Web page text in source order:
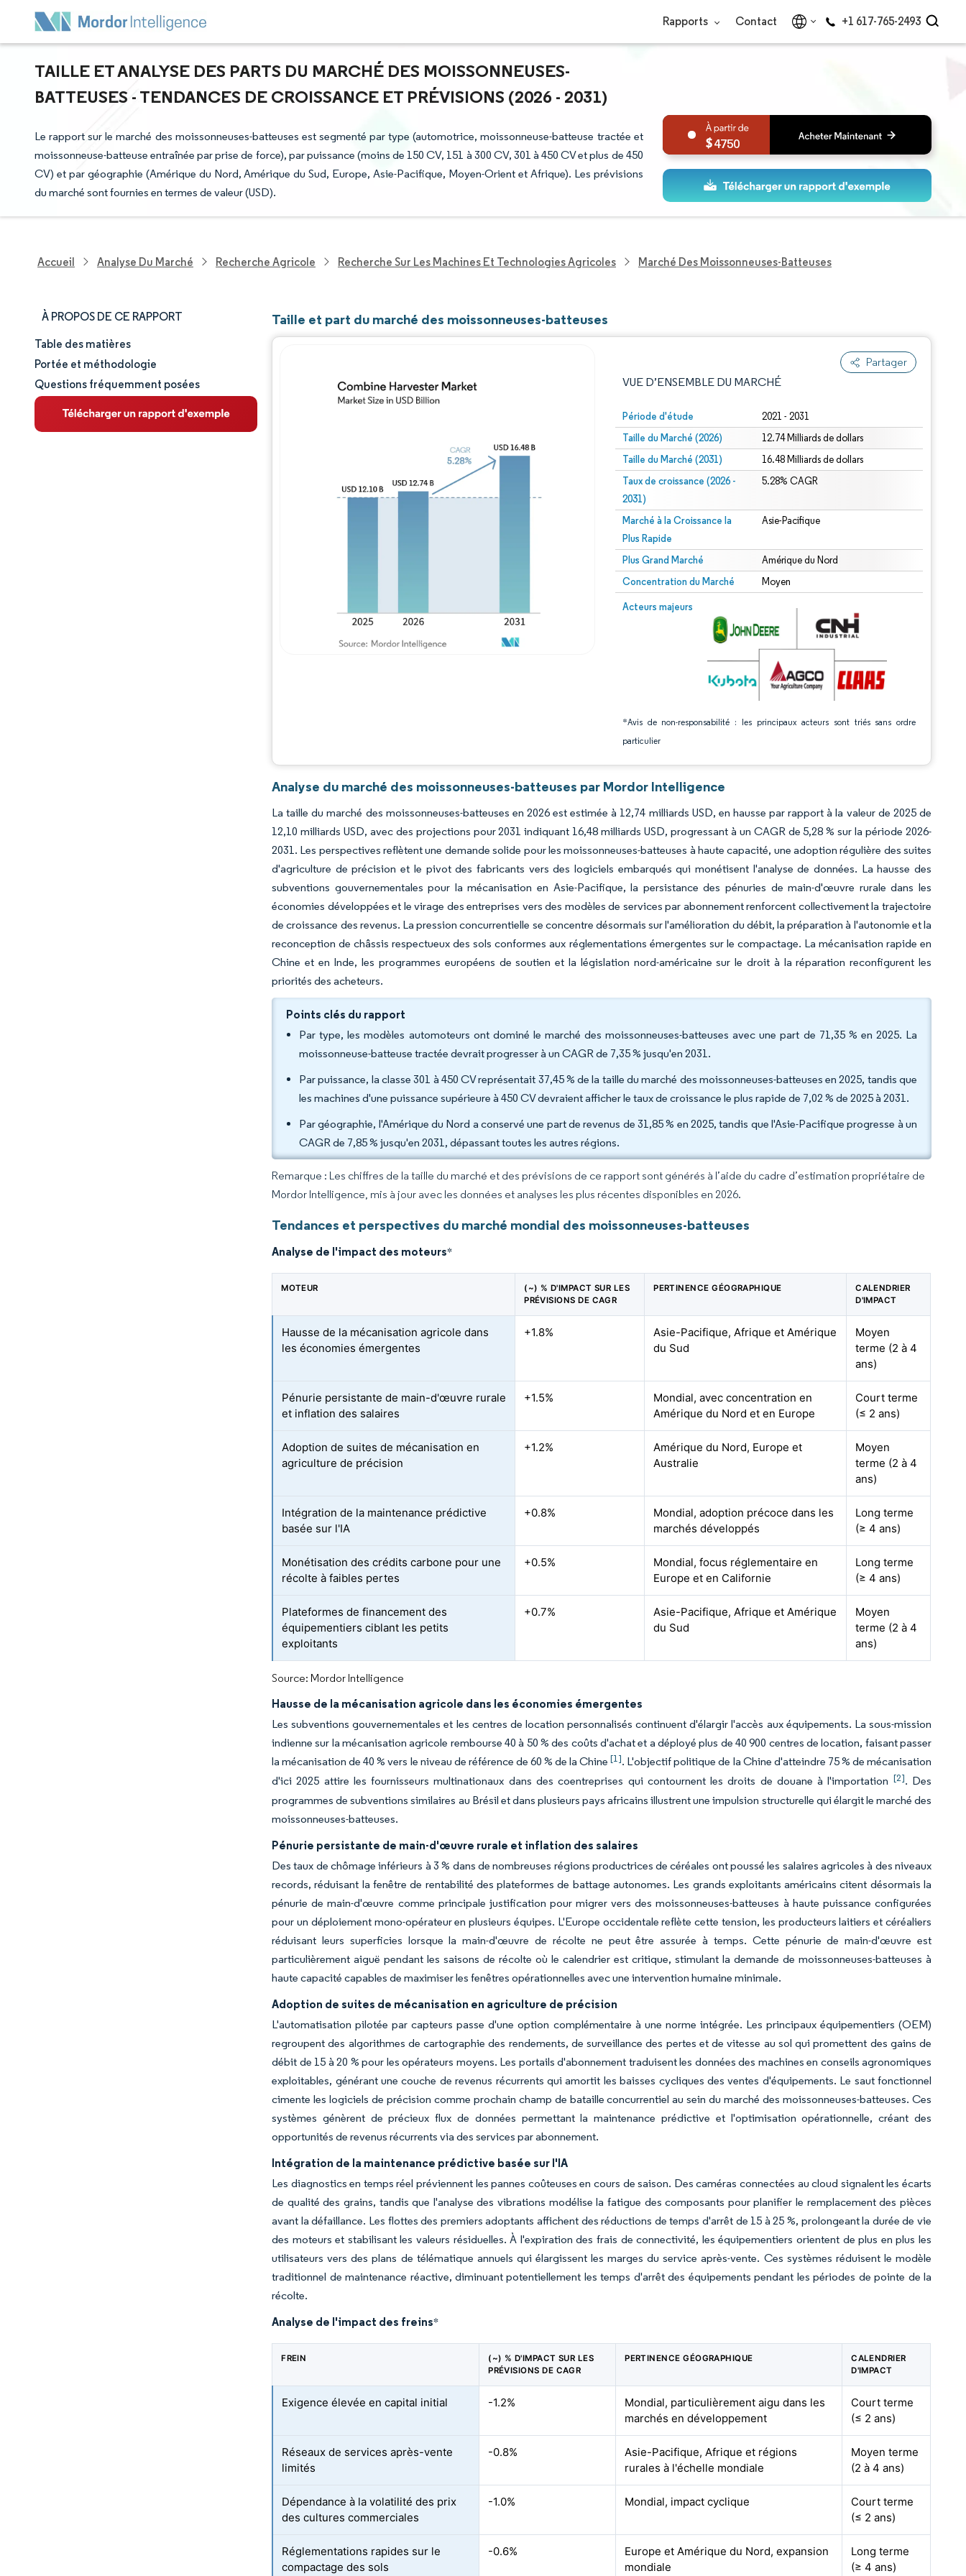
Rapports Contact +1 617-765-2493
TAILLE ET ANALYSE DES PARTS DU MARCHÉ DES MOISSONNEUSES-
BATTEUSES - TENDANCES DE CROISSANCE ET PRÉVISIONS (2026 - 2031)
Le rapport sur le marché des moissonneuses-batteuses est segmenté par type (automotrice, moissonneuse-batteuse tractée et
moissonneuse-batteuse entraînée par prise de force), par puissance (moins de 150 CV, 151 à 300 CV, 301 à 450 CV et plus de 450
CV) et par géographie (Amérique du Nord, Amérique du Sud, Europe, Asie-Pacifique, Moyen-Orient et Afrique). Les prévisions
du marché sont fournies en termes de valeur (USD).
4750
Accueil Analyse Du Marché Recherche Agricole Recherche Sur Les Machines Et Technologies Agricoles Marché Des Moissonneuses-Batteuses
À PROPOS DE CE RAPPORT
Taille et part de marché
Analyse du marché
Tendances et perspectives
Table des matières
Portée et méthodologie
Questions fréquemment posées
Taille et part du marché des moissonneuses-batteuses
Partager
VUE D’ENSEMBLE DU MARCHÉ
Période d'étude 2021 - 2031
Taille du Marché (2026) 12.74 Milliards de dollars
Taille du Marché (2031) 16.48 Milliards de dollars
Taux de croissance (2026 -
2031)
5.28% CAGR
Marché à la Croissance la
Plus Rapide
Asie-Pacifique
Plus Grand Marché Amérique du Nord
Concentration du Marché Moyen
Acteurs majeurs
*Avis de non-responsabilité : les principaux acteurs sont triés sans ordre
particulier
Image © Mordor Intelligence. La réutilisation nécessite une attribution sous CC BY 4.0.
Image © Mordor Intelligence. La réutilisation nécessite une attribution sous CC BY 4.0.
Analyse du marché des moissonneuses-batteuses par Mordor Intelligence
La taille du marché des moissonneuses-batteuses en 2026 est estimée à 12,74 milliards USD, en hausse par rapport à la valeur de 2025 de
12,10 milliards USD, avec des projections pour 2031 indiquant 16,48 milliards USD, progressant à un CAGR de 5,28 % sur la période 2026-
2031. Les perspectives reflètent une demande solide pour les moissonneuses-batteuses à haute capacité, une adoption régulière des suites
d'agriculture de précision et le pivot des fabricants vers des logiciels embarqués qui monétisent l'analyse de données. La hausse des
subventions gouvernementales pour la mécanisation en Asie-Pacifique, la persistance des pénuries de main-d'œuvre rurale dans les
économies développées et le virage des entreprises vers des modèles de services par abonnement renforcent collectivement la trajectoire
de croissance des revenus. La pression concurrentielle se concentre désormais sur l'amélioration du débit, la préparation à l'autonomie et la
reconception de châssis respectueux des sols conformes aux réglementations émergentes sur le compactage. La mécanisation rapide en
Chine et en Inde, les programmes européens de soutien et la législation nord-américaine sur le droit à la réparation reconfigurent les
priorités des acheteurs.
Points clés du rapport
Par type, les modèles automoteurs ont dominé le marché des moissonneuses-batteuses avec une part de 71,35 % en 2025. La
moissonneuse-batteuse tractée devrait progresser à un CAGR de 7,35 % jusqu'en 2031.
Par puissance, la classe 301 à 450 CV représentait 37,45 % de la taille du marché des moissonneuses-batteuses en 2025, tandis que
les machines d'une puissance supérieure à 450 CV devraient afficher le taux de croissance le plus rapide de 7,02 % de 2025 à 2031.
Par géographie, l'Amérique du Nord a conservé une part de revenus de 31,85 % en 2025, tandis que l'Asie-Pacifique progresse à un
CAGR de 7,85 % jusqu'en 2031, dépassant toutes les autres régions.
Remarque : Les chiffres de la taille du marché et des prévisions de ce rapport sont générés à l’aide du cadre d’estimation propriétaire de
Mordor Intelligence, mis à jour avec les données et analyses les plus récentes disponibles en 2026.
Tendances et perspectives du marché mondial des moissonneuses-batteuses
Analyse de l'impact des moteurs*
MOTEUR
(~) % D'IMPACT SUR LES
PRÉVISIONS DE CAGR
PERTINENCE GÉOGRAPHIQUE
CALENDRIER
D'IMPACT
Hausse de la mécanisation agricole dans
les économies émergentes
+1.8%
Asie-Pacifique, Afrique et Amérique
du Sud
Moyen
terme (2 à 4
ans)
Pénurie persistante de main-d'œuvre rurale
et inflation des salaires
+1.5%
Mondial, avec concentration en
Amérique du Nord et en Europe
Court terme
(≤ 2 ans)
Adoption de suites de mécanisation en
agriculture de précision
+1.2%
Amérique du Nord, Europe et
Australie
Moyen
terme (2 à 4
ans)
Intégration de la maintenance prédictive
basée sur l'IA
+0.8%
Mondial, adoption précoce dans les
marchés développés
Long terme
(≥ 4 ans)
Monétisation des crédits carbone pour une
récolte à faibles pertes
+0.5%
Mondial, focus réglementaire en
Europe et en Californie
Long terme
(≥ 4 ans)
Plateformes de financement des
équipementiers ciblant les petits
exploitants
+0.7%
Asie-Pacifique, Afrique et Amérique
du Sud
Moyen
terme (2 à 4
ans)
Source: Mordor Intelligence
Hausse de la mécanisation agricole dans les économies émergentes
Les subventions gouvernementales et les centres de location personnalisés continuent d'élargir l'accès aux équipements. La sous-mission
indienne sur la mécanisation agricole rembourse 40 à 50 % des coûts d'achat et a déployé plus de 40 900 centres de location, faisant passer
la mécanisation de 40 % vers le niveau de référence de 60 % de la Chine[1]. L'objectif politique de la Chine d'atteindre 75 % de mécanisation
d'ici 2025 attire les fournisseurs multinationaux dans des coentreprises qui contournent les droits de douane à l'importation [2]. Des
programmes de subventions similaires au Brésil et dans plusieurs pays africains illustrent une impulsion structurelle qui élargit le marché des
moissonneuses-batteuses.
Pénurie persistante de main-d'œuvre rurale et inflation des salaires
Des taux de chômage inférieurs à 3 % dans de nombreuses régions productrices de céréales ont poussé les salaires agricoles à des niveaux
records, réduisant la fenêtre de rentabilité des plateformes de battage autonomes. Les grands exploitants américains citent désormais la
pénurie de main-d'œuvre comme principale justification pour migrer vers des moissonneuses-batteuses à haute puissance configurées
pour un déploiement mono-opérateur en plusieurs équipes. L'Europe occidentale reflète cette tension, les producteurs laitiers et céréaliers
réduisant leurs superficies lorsque la main-d'œuvre de récolte ne peut être assurée à temps. Cette pénurie de main-d'œuvre est
particulièrement aiguë pendant les saisons de récolte où le calendrier est critique, stimulant la demande de moissonneuses-batteuses à
haute capacité capables de maximiser les fenêtres opérationnelles avec une intervention humaine minimale.
Adoption de suites de mécanisation en agriculture de précision
L'automatisation pilotée par capteurs passe d'une option complémentaire à une norme intégrée. Les principaux équipementiers (OEM)
regroupent des algorithmes de cartographie des rendements, de surveillance des pertes et de vitesse au sol qui promettent des gains de
débit de 15 à 20 % pour les opérateurs moyens. Les portails d'abonnement traduisent les données des machines en conseils agronomiques
exploitables, générant une couche de revenus récurrents qui amortit les baisses cycliques des ventes d'équipements. Le saut fonctionnel
cimente les logiciels de précision comme prochain champ de bataille concurrentiel au sein du marché des moissonneuses-batteuses. Ces
systèmes génèrent de précieux flux de données permettant la maintenance prédictive et l'optimisation opérationnelle, créant des
opportunités de revenus récurrents via des services par abonnement.
Intégration de la maintenance prédictive basée sur l'IA
Les diagnostics en temps réel préviennent les pannes coûteuses en cours de saison. Des caméras connectées au cloud signalent les écarts
de qualité des grains, tandis que l'analyse des vibrations modélise la fatigue des composants pour planifier le remplacement des pièces
avant la défaillance. Les flottes des premiers adoptants affichent des réductions de temps d'arrêt de 15 à 25 %, prolongeant la durée de vie
des moteurs et stabilisant les valeurs résiduelles. À l'expiration des frais de connectivité, les équipementiers orientent de plus en plus les
utilisateurs vers des plans de télématique annuels qui élargissent les marges du service après-vente. Ces systèmes réduisent le modèle
traditionnel de maintenance réactive, diminuant potentiellement les temps d'arrêt des équipements pendant les périodes de pointe de la
récolte.
Analyse de l'impact des freins*
FREIN
(~) % D'IMPACT SUR LES
PRÉVISIONS DE CAGR
PERTINENCE GÉOGRAPHIQUE
CALENDRIER
D'IMPACT
Exigence élevée en capital initial -1.2%
Mondial, particulièrement aigu dans les
marchés en développement
Court terme
(≤ 2 ans)
Réseaux de services après-vente
limités
-0.8%
Asie-Pacifique, Afrique et régions
rurales à l'échelle mondiale
Moyen terme
(2 à 4 ans)
Dépendance à la volatilité des prix
des cultures commerciales
-1.0% Mondial, impact cyclique
Court terme
(≤ 2 ans)
Réglementations rapides sur le
compactage des sols
-0.6%
Europe et Amérique du Nord, expansion
mondiale
Long terme
(≥ 4 ans)